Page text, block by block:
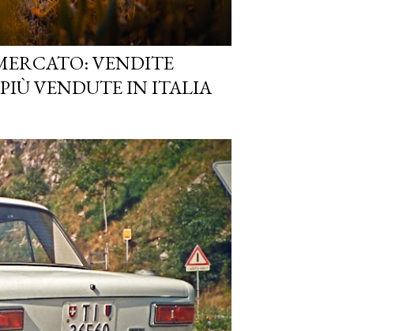
VENDITE
VENDUTE IN ITALIA